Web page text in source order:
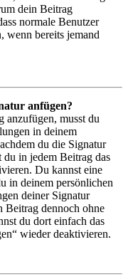
dein Beitrag
normale Benutzer
wenn bereits jemand
anfügen?
anzufügen, musst du
in deinem
du die Signatur
du in jedem Beitrag das
Du kannst eine
in deinem persönlichen
deiner Signatur
Beitrag dennoch ohne
du dort einfach das
wieder deaktivieren.